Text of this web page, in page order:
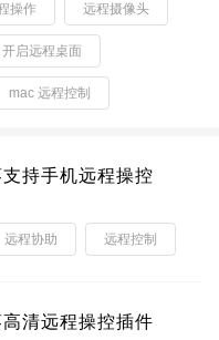
操作 远程摄像头
开启远程桌面
mac 远程控制
持手机远程操控
远程协助 远程控制
清远程操控插件